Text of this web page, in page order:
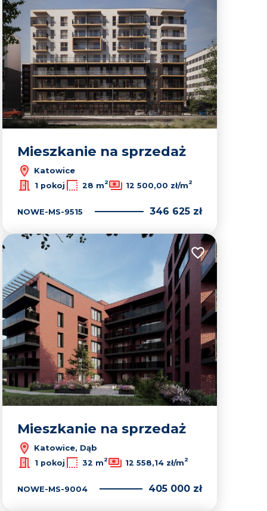
Leaflet|© OpenMapTiles
Mieszkanie na sprzedaż
Katowice
1 pokoj 28 m2 12 500,00 zł/m2
NOWE-MS-9515 346 625 zł
Dodaj do
Mieszkanie na sprzedaż
Katowice, Dąb
1 pokoj 32 m2 12 558,14 zł/m2
NOWE-MS-9004 405 000 zł